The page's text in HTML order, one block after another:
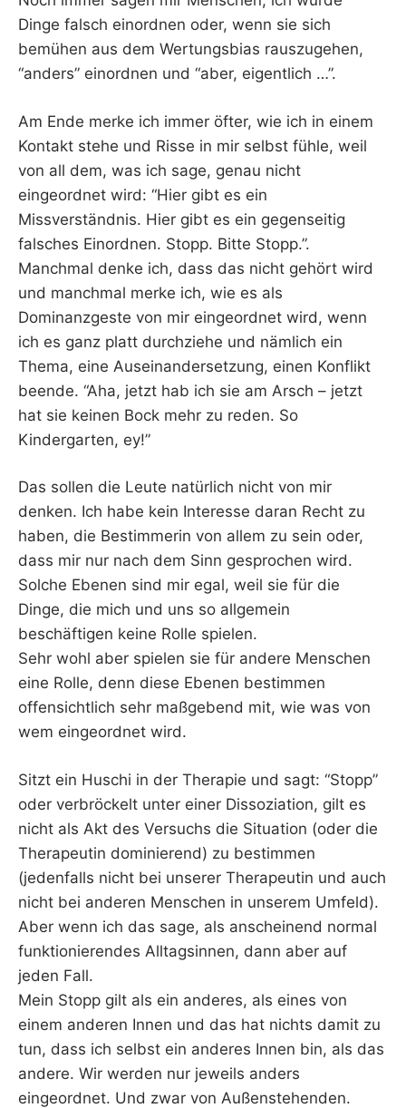
Dinge falsch einordnen oder, wenn sie sich
bemühen aus dem Wertungsbias rauszugehen,
“anders” einordnen und “aber, eigentlich …”.
Am Ende merke ich immer öfter, wie ich in einem
Kontakt stehe und Risse in mir selbst fühle, weil
von all dem, was ich sage, genau nicht
eingeordnet wird: “Hier gibt es ein
Missverständnis. Hier gibt es ein gegenseitig
falsches Einordnen. Stopp. Bitte Stopp.”.
Manchmal denke ich, dass das nicht gehört wird
und manchmal merke ich, wie es als
Dominanzgeste von mir eingeordnet wird, wenn
ich es ganz platt durchziehe und nämlich ein
Thema, eine Auseinandersetzung, einen Konflikt
beende. “Aha, jetzt hab ich sie am Arsch – jetzt
hat sie keinen Bock mehr zu reden. So
Kindergarten, ey!”
Das sollen die Leute natürlich nicht von mir
denken. Ich habe kein Interesse daran Recht zu
haben, die Bestimmerin von allem zu sein oder,
dass mir nur nach dem Sinn gesprochen wird.
Solche Ebenen sind mir egal, weil sie für die
Dinge, die mich und uns so allgemein
beschäftigen keine Rolle spielen.
Sehr wohl aber spielen sie für andere Menschen
eine Rolle, denn diese Ebenen bestimmen
offensichtlich sehr maßgebend mit, wie was von
wem eingeordnet wird.
Sitzt ein Huschi in der Therapie und sagt: “Stopp”
oder verbröckelt unter einer Dissoziation, gilt es
nicht als Akt des Versuchs die Situation (oder die
Therapeutin dominierend) zu bestimmen
(jedenfalls nicht bei unserer Therapeutin und auch
nicht bei anderen Menschen in unserem Umfeld).
Aber wenn ich das sage, als anscheinend normal
funktionierendes Alltagsinnen, dann aber auf
jeden Fall.
Mein Stopp gilt als ein anderes, als eines von
einem anderen Innen und das hat nichts damit zu
tun, dass ich selbst ein anderes Innen bin, als das
andere. Wir werden nur jeweils anders
eingeordnet. Und zwar von Außenstehenden.